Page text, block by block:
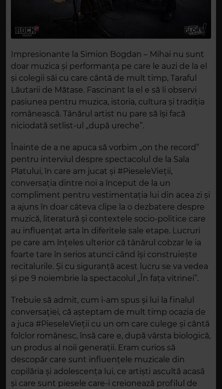
Impresionante la Simion Bogdan – Mihai nu sunt
doar muzica și performanța pe care le auzi de la el
și colegii săi cu care cântă de mult timp, Taraful
Lăutarii de Mătase. Fascinant la el e să îi observi
pasiunea pentru muzica, istoria, cultura și tradiția
românească. Tânărul artist nu pare să își facă
niciodată setlist-ul „după ureche”.
Înainte de a ne apuca să vorbim „on the record”
pentru interviul despre spectacolul de la Sala
Platului, în care am jucat și #PieseleVieții,
conversația dintre noi a început de la un
compliment pentru vestimentația lui din acea zi și
a ajuns în doar câteva clipe la o dezbatere despre
muzică, literatură și contextele socio-politice care
au influențat arta în diferitele sale etape. Lucruri
pe care am înțeles ulterior că tânărul cobzar le ia
foarte tare în serios atunci când își construiește
recitalurile. Și cu siguranță acest lucru se va vedea
și pe 9 noiembrie la spectacolul „În fața vitrinei”.
Trebuie să admit, cum i-am spus și lui la finalul
conversației, că așteptam de mult timp ocazia de
a juca #PieseleVieții cu un om care culege și cântă
folclor românesc, însă care e, după vârsta biologică,
un produs al noii generații. Eram curios să
descopăr care sunt influențele muzicale din
copilăria și adolescența lui, ce artiști ascultă acasă
și care sunt piesele care-i creionează profilul de